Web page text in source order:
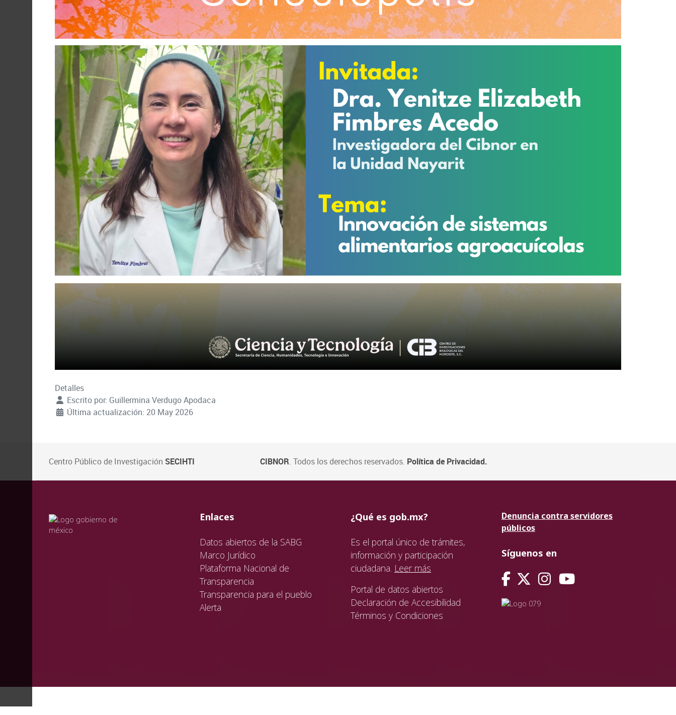
Detalles
Escrito por: Guillermina Verdugo Apodaca
Última actualización: 20 May 2026
Centro Público de Investigación SECIHTI CIBNOR. Todos los derechos reservados. Política de Privacidad.
valida
valida
valida
Enlaces
Datos abiertos de la SABG
Marco Jurídico
Plataforma Nacional de
Transparencia
Transparencia para el pueblo
Alerta
¿Qué es gob.mx?
Es el portal único de trámites,
información y participación
ciudadana. Leer más
Portal de datos abiertos
Declaración de Accesibilidad
Términos y Condiciones
Denuncia contra servidores
públicos
Síguenos en